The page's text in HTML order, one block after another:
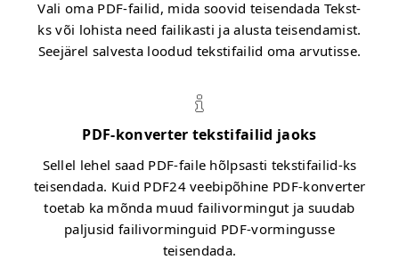
Vali oma PDF-failid, mida soovid teisendada Tekst-
ks või lohista need failikasti ja alusta teisendamist.
Seejärel salvesta loodud tekstifailid oma arvutisse.
PDF-konverter tekstifailid jaoks
Sellel lehel saad PDF-faile hõlpsasti tekstifailid-ks
teisendada. Kuid PDF24 veebipõhine PDF-konverter
toetab ka mõnda muud failivormingut ja suudab
paljusid failivorminguid PDF-vormingusse
teisendada.